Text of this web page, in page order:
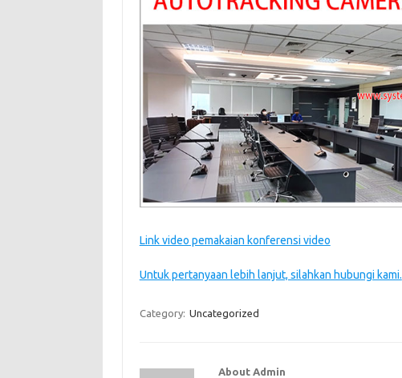
Link video pemakaian konferensi video
Untuk pertanyaan lebih lanjut, silahkan hubungi kami.
Category: Uncategorized
About Admin